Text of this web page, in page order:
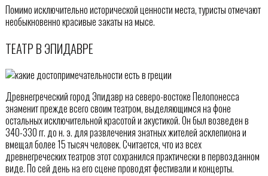
Помимо исключительно исторической ценности места, туристы отмечают
необыкновенно красивые закаты на мысе.
ТЕАТР В ЭПИДАВРЕ
Древнегреческий город Эпидавр на северо-востоке Пелопонесса
знаменит прежде всего своим театром, выделяющимся на фоне
остальных исключительной красотой и акустикой. Он был возведен в
340-330 гг. до н. э. для развлечения знатных жителей асклепиона и
вмещал более 15 тысяч человек. Считается, что из всех
древнегреческих театров этот сохранился практически в первозданном
виде. По сей день на его сцене проводят фестивали и концерты.